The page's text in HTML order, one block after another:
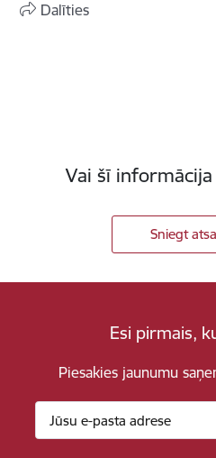
Dalīties
Vai šī
Sniegt
Esi pirmais,
Piesakies jaunumu